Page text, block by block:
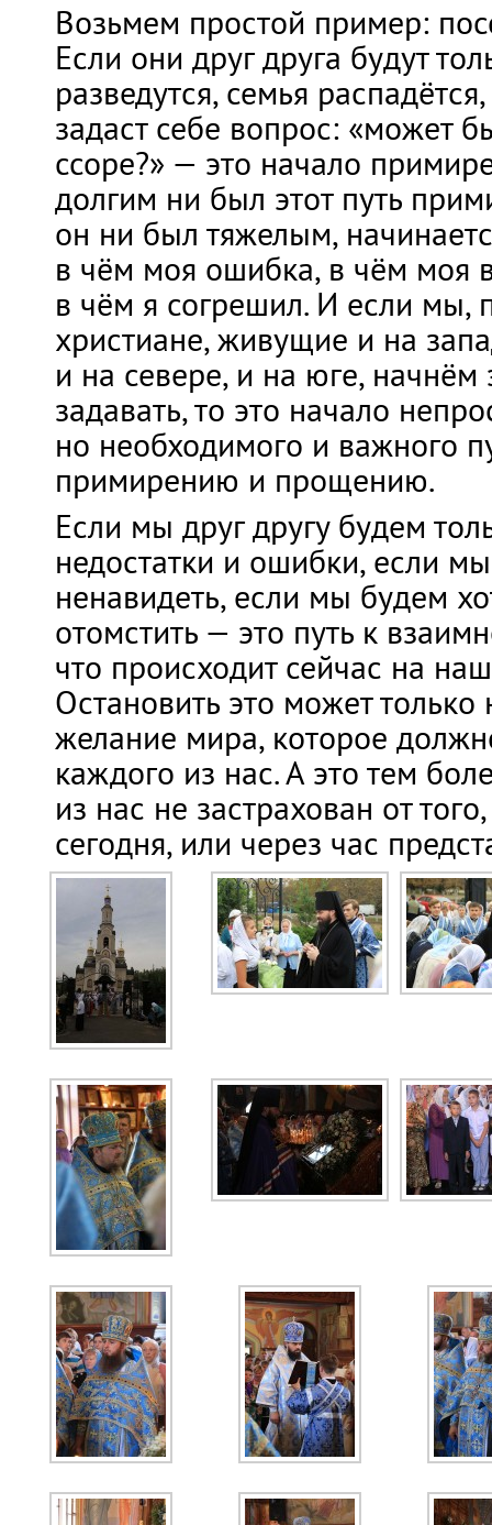
Возьмем простой пример:
Если они друг друга будут
разведутся, семья
задаст себе вопрос: «может
ссоре?» — это начало
долгим ни был этот путь
он ни был тяжелым,
в чём моя ошибка, в чём моя
в чём я согрешил. И если мы,
христиане, живущие и на
и на севере, и на юге, начнём
задавать, то это начало
но необходимого и важного
примирению и прощению.
Если мы друг другу будем
недостатки и ошибки, если
ненавидеть, если мы будем
отомстить — это путь к
что происходит сейчас на
Остановить это может
желание мира, которое
каждого из нас. А это тем
из нас не застрахован от
сегодня, или через час